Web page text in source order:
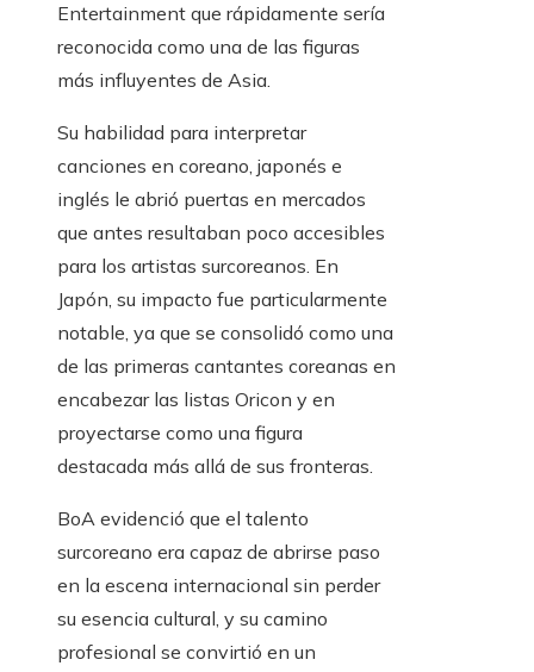
Entertainment que rápidamente sería
reconocida como una de las figuras
más influyentes de Asia.
Su habilidad para interpretar
canciones en coreano, japonés e
inglés le abrió puertas en mercados
que antes resultaban poco accesibles
para los artistas surcoreanos. En
Japón, su impacto fue particularmente
notable, ya que se consolidó como una
de las primeras cantantes coreanas en
encabezar las listas Oricon y en
proyectarse como una figura
destacada más allá de sus fronteras.
BoA evidenció que el talento
surcoreano era capaz de abrirse paso
en la escena internacional sin perder
su esencia cultural, y su camino
profesional se convirtió en un